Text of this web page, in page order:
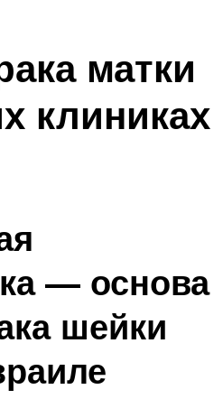
матки
клиниках
— основа
шейки